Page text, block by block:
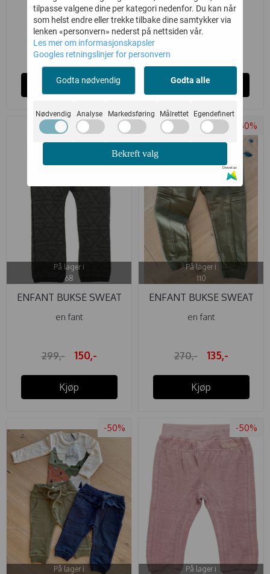
MED SELER ...
en fant
479,- 240,-
Kjøp
STRUCTURE ...
en fant
Kjøp
-50%
På lager i
68
ENFANT BUKSE SWEAT
ASPHALT
en fant
299,- 150,-
Kjøp
-50%
På lager i
110
ENFANT BUKSE SWEAT
BURNT ...
en fant
270,- 135,-
Kjøp
-50%
På lager i
-50%
På lager i
tilpasse valgene dine per kategori nedenfor. Du kan når
som helst endre eller trekke tilbake dine samtykker via
lenken «personvern» nederst på nettsiden vår.
Les mer om informasjonskapsler
Googles retningslinjer for personvern
Godta nødvendig Godta alle
Nødvendig Analyse Markedsføring Målrettet Egendefinert
Bekreft valg
Drevet av